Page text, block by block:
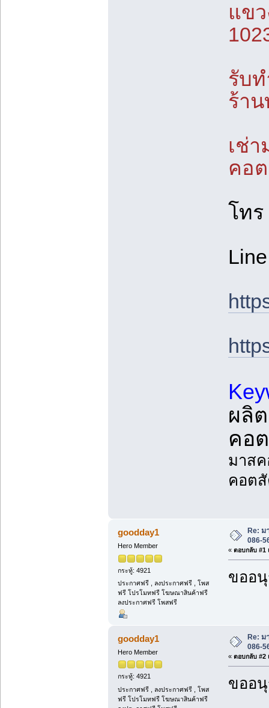
แข
รับ
ร้า
เช่
คอ
โทร
ผลิ
คอต
มาส
คอต
goodday1
Hero Member
กระทู้: 4921
ประกาศฟรี , ลงประกาศฟรี , โพส
ฟรี โปรโมทฟรี โฆษณาสินค้าฟรี
ลงประกาศฟรี โพสฟรี
Re:
086-
« ตอบกลับ #1
ขออ
goodday1
Hero Member
กระทู้: 4921
ประกาศฟรี , ลงประกาศฟรี , โพส
ฟรี โปรโมทฟรี โฆษณาสินค้าฟรี
Re:
086-
« ตอบกลับ #2
ขออ